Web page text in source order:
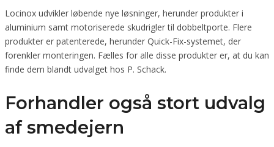
Locinox udvikler løbende nye løsninger, herunder produkter i
aluminium samt motoriserede skudrigler til dobbeltporte. Flere
produkter er patenterede, herunder Quick-Fix-systemet, der
forenkler monteringen. Fælles for alle disse produkter er, at du kan
finde dem blandt udvalget hos P. Schack.
Forhandler også stort udvalg
af smedejern